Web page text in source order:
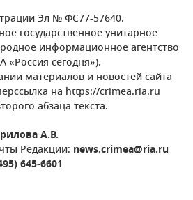
Эл № ФС77-57640.
государственное унитарное
информационное агентство
«Россия сегодня»).
материалов и новостей сайта
на https://crimea.ria.ru
абзаца текста.
А.В.
Редакции: news.crimea@ria.ru
645-6601